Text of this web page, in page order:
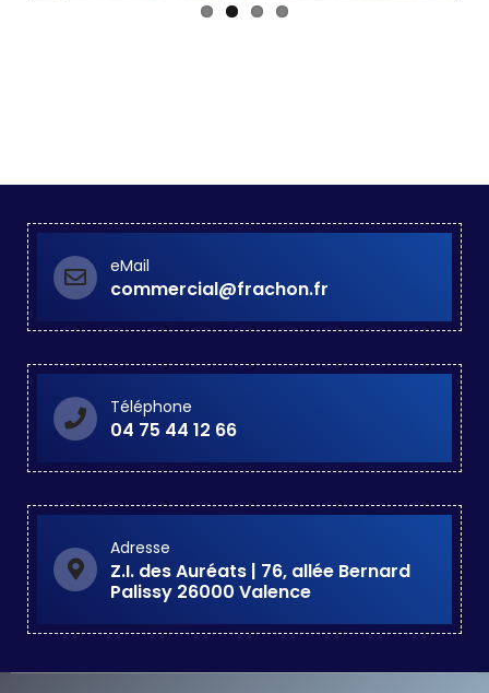
eMail
commercial@frachon.fr
Téléphone
04 75 44 12 66
Adresse
Z.I. des Auréats | 76, allée Bernard
Palissy 26000 Valence